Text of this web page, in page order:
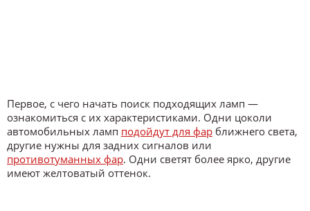
Первое, с чего начать поиск подходящих ламп —
ознакомиться с их характеристиками. Одни цоколи
автомобильных ламп подойдут для фар ближнего света,
другие нужны для задних сигналов или
противотуманных фар. Одни светят более ярко, другие
имеют желтоватый оттенок.